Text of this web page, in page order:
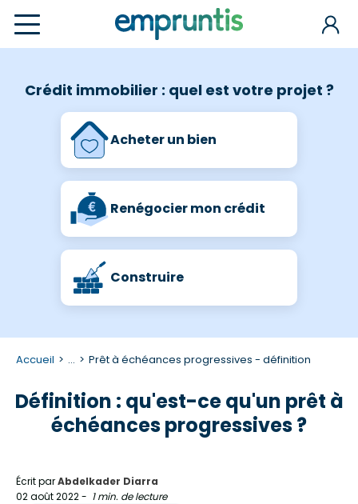
Crédit immobilier : quel est votre projet ?
Acheter un bien
Renégocier mon crédit
Construire
Accueil ... Prêt à échéances progressives - définition
Définition : qu'est-ce qu'un prêt à
échéances progressives ?
Écrit parAbdelkader Diarra
02 août 2022- 1 min. de lecture